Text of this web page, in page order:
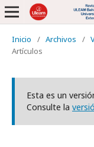
Inicio / Archivos /
Artículos
Esta es un
Consulte la